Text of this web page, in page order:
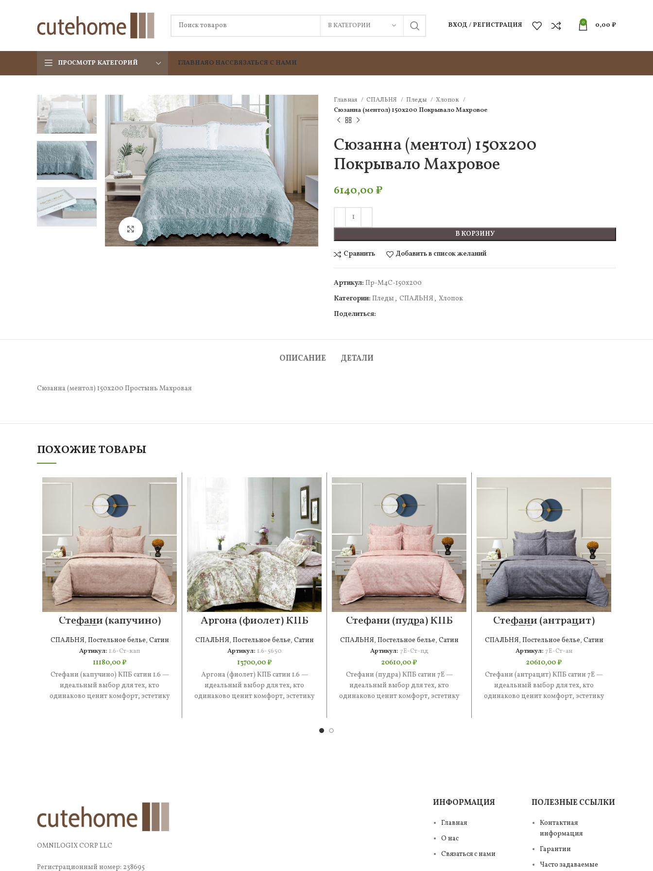
В КАТЕГОРИИ ВХОД / РЕГИСТРАЦИЯ 0 0,00 ₽
ПРОСМОТР КАТЕГОРИЙ ГЛАВНАЯО НАССВЯЗАТЬСЯ С НАМИ
Нажмите, чтобы увеличить
Главная СПАЛЬНЯ Пледы
Хлопок
Сюзанна (ментол) 150х200 Покрывало Махровое
Сюзанна (ментол) 150х200
Покрывало Махровое
6140,00₽
В КОРЗИНУ
Сравнить Добавить в список желаний
Артикул: Пр-М4С-150х200
Категории: Пледы , СПАЛЬНЯ , Хлопок
Поделиться:
ОПИСАНИЕ ДЕТАЛИ
Сюзанна (ментол) 150х200 Простынь Махровая
ПОХОЖИЕ ТОВАРЫ
Стефани (капучино)
КПБ сатин 1.6
СПАЛЬНЯ, Постельное белье, Сатин
Артикул: 1.6-Ст-кап
11180,00₽
Стефани (капучино) КПБ сатин 1.6 —
идеальный выбор для тех, кто
одинаково ценит комфорт, эстетику
Аргона (фиолет) КПБ
сатин 1.6
СПАЛЬНЯ, Постельное белье, Сатин
Артикул: 1.6-5650
13700,00₽
Аргона (фиолет) КПБ сатин 1.6 —
идеальный выбор для тех, кто
одинаково ценит комфорт, эстетику
Стефани (пудра) КПБ
сатин 7Е
СПАЛЬНЯ, Постельное белье, Сатин
Артикул: 7Е-Ст-пд
20610,00₽
Стефани (пудра) КПБ сатин 7Е —
идеальный выбор для тех, кто
одинаково ценит комфорт, эстетику
Стефани (антрацит)
КПБ сатин 7Е
СПАЛЬНЯ, Постельное белье, Сатин
Артикул: 7Е-Ст-ан
20610,00₽
Стефани (антрацит) КПБ сатин 7Е —
идеальный выбор для тех, кто
одинаково ценит комфорт, эстетику
OMNILOGIX CORP LLC
Регистрационный номер: 238695
ИНФОРМАЦИЯ
Главная
О нас
Связаться с нами
ПОЛЕЗНЫЕ ССЫЛКИ
Контактная
информация
Гарантии
Часто задаваемые